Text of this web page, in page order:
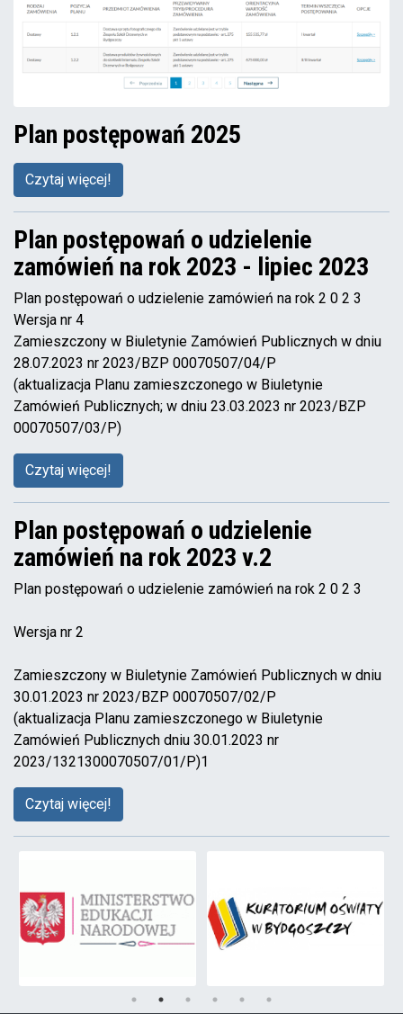
Plan postępowań 2025
Czytaj więcej!
Plan postępowań o udzielenie
zamówień na rok 2023 - lipiec 2023
Plan postępowań o udzielenie zamówień na rok 2 0 2 3
Wersja nr 4
Zamieszczony w Biuletynie Zamówień Publicznych w dniu
28.07.2023 nr 2023/BZP 00070507/04/P
(aktualizacja Planu zamieszczonego w Biuletynie
Zamówień Publicznych; w dniu 23.03.2023 nr 2023/BZP
00070507/03/P)
Czytaj więcej!
Plan postępowań o udzielenie
zamówień na rok 2023 v.2
Plan postępowań o udzielenie zamówień na rok 2 0 2 3
Wersja nr 2
Zamieszczony w Biuletynie Zamówień Publicznych w dniu
30.01.2023 nr 2023/BZP 00070507/02/P
(aktualizacja Planu zamieszczonego w Biuletynie
Zamówień Publicznych dniu 30.01.2023 nr
2023/1321300070507/01/P)1
Czytaj więcej!